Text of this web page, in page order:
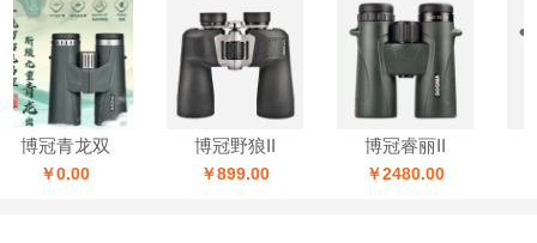
博冠青龙双
￥0.00
博冠野狼II
￥899.00
博冠睿丽II
￥2480.00